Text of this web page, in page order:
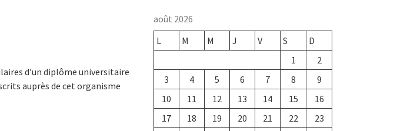
d’un diplôme universitaire
auprès de cet organisme
août 2026
L
M M J V S
D
1
2
3
4 5 6 7 8
9
10
11 12 13 14 15
16
17
18 19 20 21 22
23